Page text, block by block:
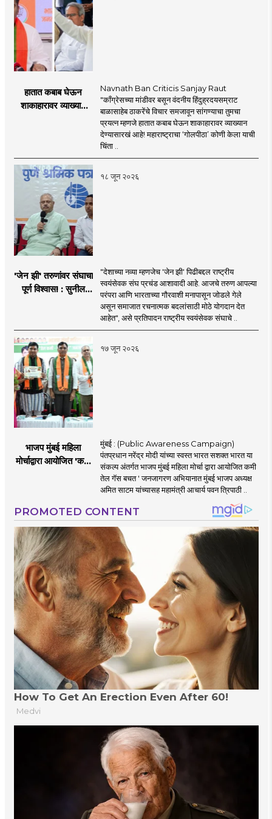
हातात कबाब घेऊन
शाकाहारावर व्याख्यान
Navnath Ban Criticis Sanjay Raut
"काँग्रेसच्या मांडीवर बसून वंदनीय हिंदुह्रदयसम्राट
बाळासाहेब ठाकरेंचे विचार समजावून सांगण्याचा तुमचा
प्रयत्न म्हणजे हातात कबाब घेऊन शाकाहारावर व्याख्यान
देण्यासारखं आहे! महाराष्ट्राचा ‘गोलपीठा’ कोणी केला याची
चिंता ..
१८ जून २०२६
'जेन झी' तरुणांवर संघाचा
पूर्ण विश्वास! : सुनील
"देशाच्या नव्या म्हणजेच 'जेन झी' पिढीबद्दल राष्ट्रीय
स्वयंसेवक संघ प्रचंड आशावादी आहे. आजचे तरुण आपल्या
परंपरा आणि भारताच्या गौरवाशी मनापासून जोडले गेले
असून समाजात रचनात्मक बदलांसाठी मोठे योगदान देत
आहेत", असे प्रतिपादन राष्ट्रीय स्वयंसेवक संघाचे ..
१७ जून २०२६
भाजप मुंबई महिला
मोर्चाद्वारा आयोजित 'कमी
मुंबई : (Public Awareness Campaign)
पंतप्रधान नरेंद्र मोदी यांच्या स्वस्त भारत सशक्त भारत या
संकल्प अंतर्गत भाजप मुंबई महिला मोर्चा द्वारा आयोजित कमी
तेल गॅस बचत ' जनजागरण अभियानात मुंबई भाजप अध्यक्ष
अमित साटम यांच्यासह महामंत्री आचार्य पवन त्रिपाठी ..